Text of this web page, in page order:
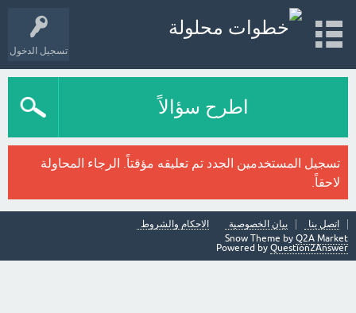
تسجيل الدخول
اطرح سؤالاً
تسجيل المستخدمين الجدد تم تعليقه مؤقتاً. الرجاء المحاولة
لاحقاً.
اتصل بنا بيان الخصوصية
الاحكام والشروط
Snow Theme by Q2A Market
Powered by Question2Answer